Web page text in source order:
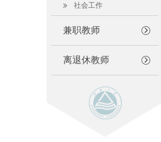
社会工作
兼职教师
离退休教师